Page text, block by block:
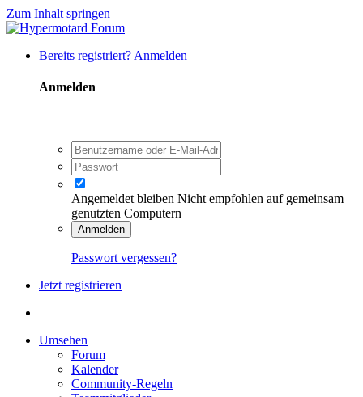
Zum Inhalt springen
Bereits registriert? Anmelden
Anmelden
Angemeldet bleiben Nicht empfohlen auf gemeinsam
genutzten Computern
Anmelden
Passwort vergessen?
Jetzt registrieren
Umsehen
Forum
Kalender
Community-Regeln